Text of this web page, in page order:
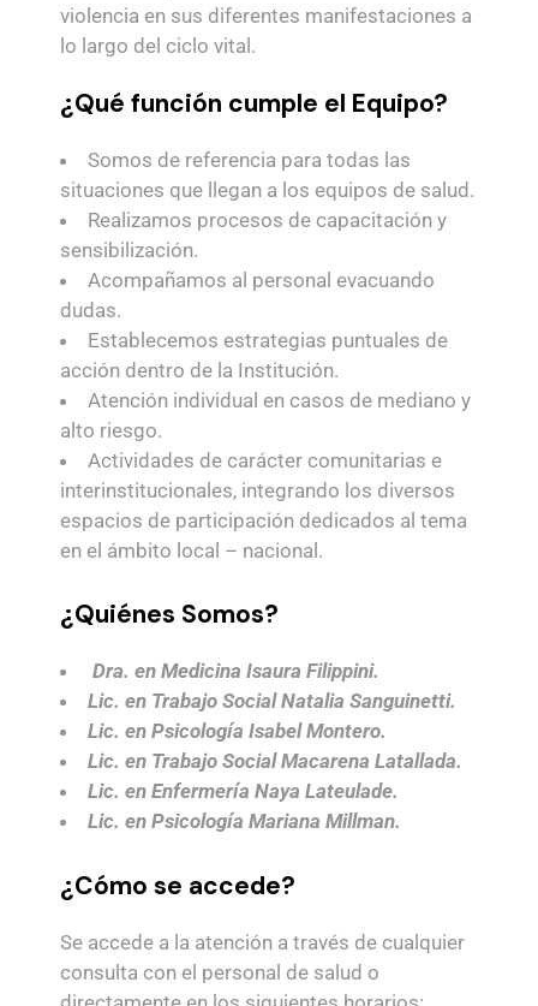
violencia en sus diferentes manifestaciones a
lo largo del ciclo vital.
¿Qué función cumple el Equipo?
Somos de referencia para todas las
situaciones que llegan a los equipos de salud.
Realizamos procesos de capacitación y
sensibilización.
Acompañamos al personal evacuando
dudas.
Establecemos estrategias puntuales de
acción dentro de la Institución.
Atención individual en casos de mediano y
alto riesgo.
Actividades de carácter comunitarias e
interinstitucionales, integrando los diversos
espacios de participación dedicados al tema
en el ámbito local – nacional.
¿Quiénes Somos?
Dra. en Medicina Isaura Filippini.
Lic. en Trabajo Social Natalia Sanguinetti.
Lic. en Psicología Isabel Montero.
Lic. en Trabajo Social Macarena Latallada.
Lic. en Enfermería Naya Lateulade.
Lic. en Psicología Mariana Millman.
¿Cómo se accede?
Se accede a la atención a través de cualquier
consulta con el personal de salud o